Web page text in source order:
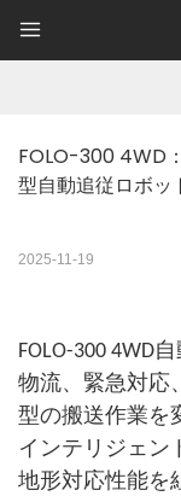
FOLO-300 4WD
型自動追従ロボッ
2025-11-19
FOLO-300 4WD
物流、緊急対応
型の搬送作業を
インテリジェン
地形対応性能を